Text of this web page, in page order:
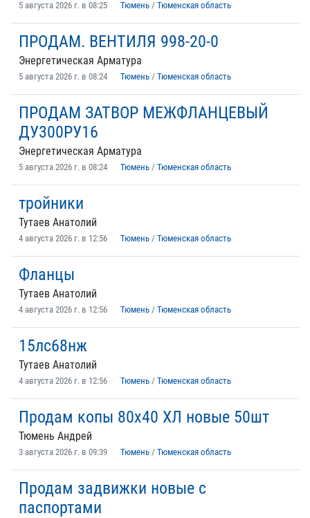
5 августа 2026 г. в 08:25 Тюмень / Тюменская область
ПРОДАМ. ВЕНТИЛЯ 998-20-0
Энергетическая Арматура
5 августа 2026 г. в 08:24 Тюмень / Тюменская область
ПРОДАМ ЗАТВОР МЕЖФЛАНЦЕВЫЙ
ДУ300РУ16
Энергетическая Арматура
5 августа 2026 г. в 08:24 Тюмень / Тюменская область
тройники
Тутаев Анатолий
4 августа 2026 г. в 12:56 Тюмень / Тюменская область
Фланцы
Тутаев Анатолий
4 августа 2026 г. в 12:56 Тюмень / Тюменская область
15лс68нж
Тутаев Анатолий
4 августа 2026 г. в 12:56 Тюмень / Тюменская область
Продам копы 80х40 ХЛ новые 50шт
Тюмень Андрей
3 августа 2026 г. в 09:39 Тюмень / Тюменская область
Продам задвижки новые с
паспортами